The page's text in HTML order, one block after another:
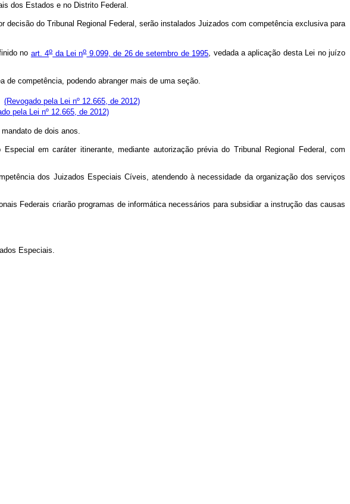
dos Estados e no Distrito Federal.
do Tribunal Regional Federal, serão instalados Juizados com competência exclusiva para
no art. 4oda Lei no9.099, de 26 de setembro de 1995, vedada a aplicação desta Lei no juízo
competência, podendo abranger mais de uma seção.
(Revogado pela Lei nº 12.665, de 2012)
pela Lei nº 12.665, de 2012)
de dois anos.
em caráter itinerante, mediante autorização prévia do Tribunal Regional Federal, com
dos Juizados Especiais Cíveis, atendendo à necessidade da organização dos serviços
Federais criarão programas de informática necessários para subsidiar a instrução das causas
Especiais.